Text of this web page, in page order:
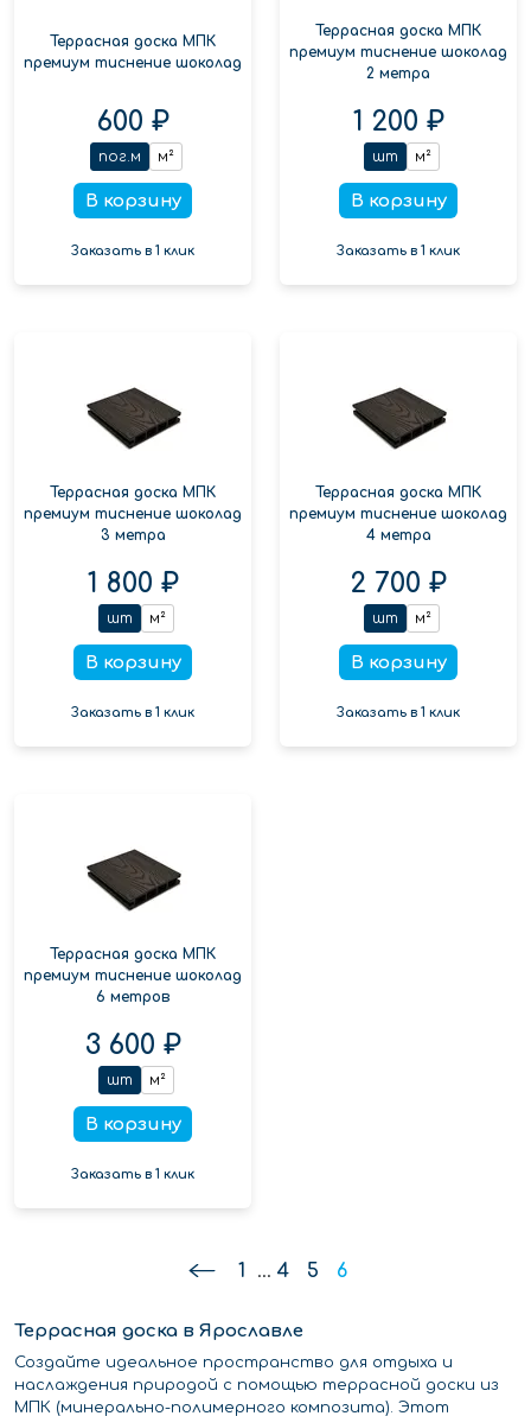
Террасная доска МПК
премиум тиснение шоколад
600 ₽
пог.м м²
В корзину
Заказать в 1 клик
Террасная доска МПК
премиум тиснение шоколад
2 метра
1 200 ₽
шт м²
В корзину
Заказать в 1 клик
Террасная доска МПК
премиум тиснение шоколад
3 метра
1 800 ₽
шт м²
В корзину
Заказать в 1 клик
Террасная доска МПК
премиум тиснение шоколад
4 метра
2 700 ₽
шт м²
В корзину
Заказать в 1 клик
Террасная доска МПК
премиум тиснение шоколад
6 метров
3 600 ₽
шт м²
В корзину
Заказать в 1 клик
1 ... 4 5 6
Террасная доска в Ярославле
Создайте идеальное пространство для отдыха и
наслаждения природой с помощью террасной доски из
МПК (минерально-полимерного композита). Этот